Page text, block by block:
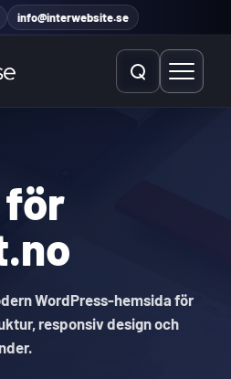
info@interwebsite.se
Öppna sökÖppna
för
WordPress-hemsida för
responsiv design och